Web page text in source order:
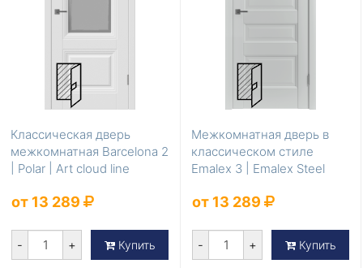
Классическая дверь
межкомнатная Barcelona 2
| Polar | Art cloud line
от 13 289
- + Купить
Межкомнатная дверь в
классическом стиле
Emalex 3 | Emalex Steel
от 13 289
- + Купить